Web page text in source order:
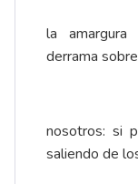
la
derrama sobre
nosotros: si
saliendo de